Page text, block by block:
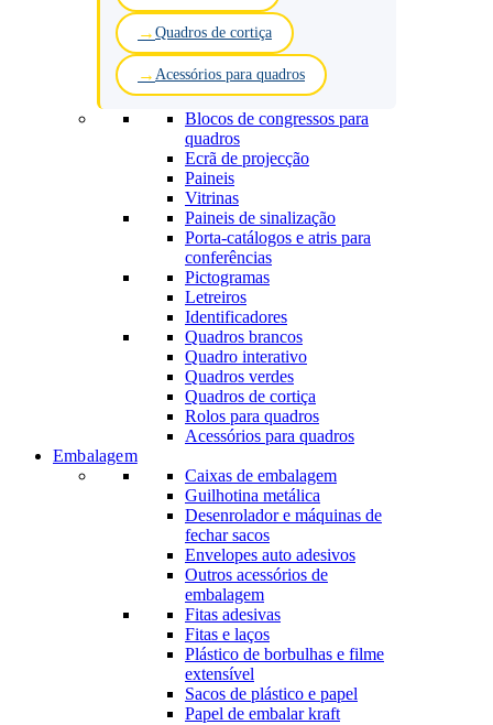
Quadros de cortiça
Acessórios para quadros
Blocos de congressos para
quadros
Ecrã de projecção
Paineis
Vitrinas
Paineis de sinalização
Porta-catálogos e atris para
conferências
Pictogramas
Letreiros
Identificadores
Quadros brancos
Quadro interativo
Quadros verdes
Quadros de cortiça
Rolos para quadros
Acessórios para quadros
Embalagem
Caixas de embalagem
Guilhotina metálica
Desenrolador e máquinas de
fechar sacos
Envelopes auto adesivos
Outros acessórios de
embalagem
Fitas adesivas
Fitas e laços
Plástico de borbulhas e filme
extensível
Sacos de plástico e papel
Papel de embalar kraft